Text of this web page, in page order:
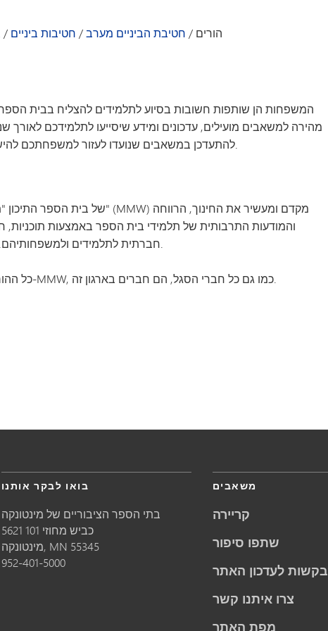
מדריך להורים ולתלמידים - MMW
שירותי בריאות
/ חטיבות ביניים /חטיבת הביניים מערב / הורים
המשפחות הן שותפות חשובות בסיוע לתלמידים להצליח בבית הספר
מהירה למשאבים מועילים, עדכונים ומידע שיסייעו לתלמידכם לאורך
להתעדכן במשאבים שנועדו לעזור למשפחתכם להישאר מחוברת, מעודכנת ומוכנה לקראת העתיד.
והמודעות התרבותית של תלמידי בית הספר באמצעות
חברתית לתלמידים ולמשפחותיהם. בנוסף, אנו תומכים ביוזמות של נדיבות ונתינה.
כל ההורים והאפוטרופוסים של התלמידים הלומדים ב-MMW, כמו גם כל חברי הסגל, הם חברים בארגון זה.
בואו לבקר אותנו
בתי הספר הציבוריים של מינטונקה
5621 כביש מחוזי 101
מינטונקה, MN 55345
952-401-5000
משאבים
קריירה
שתפו סיפור
בקשות לעדכון האתר
צרו איתנו קשר
מפת האתר